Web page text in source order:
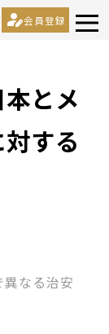
person_edit会員登録
とメ
する
なる治安